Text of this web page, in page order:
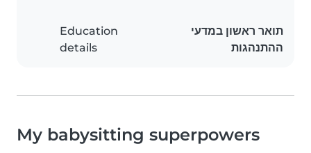
Education
details
תואר ראשון במדעי
ההתנהגות
My babysitting superpowers